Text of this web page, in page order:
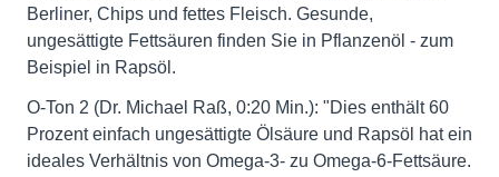
Berliner, Chips und fettes Fleisch. Gesunde,
ungesättigte Fettsäuren finden Sie in Pflanzenöl - zum
Beispiel in Rapsöl.
O-Ton 2 (Dr. Michael Raß, 0:20 Min.): "Dies enthält 60
Prozent einfach ungesättigte Ölsäure und Rapsöl hat ein
ideales Verhältnis von Omega-3- zu Omega-6-Fettsäure.